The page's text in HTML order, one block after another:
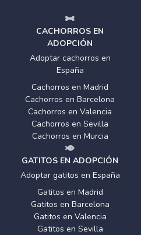
CACHORROS EN
ADOPCIÓN
Adoptar cachorros en
España
Cachorros en Madrid
Cachorros en Barcelona
Cachorros en Valencia
Cachorros en Sevilla
Cachorros en Murcia
GATITOS EN ADOPCIÓN
Adoptar gatitos en España
Gatitos en Madrid
Gatitos en Barcelona
Gatitos en Valencia
Gatitos en Sevilla